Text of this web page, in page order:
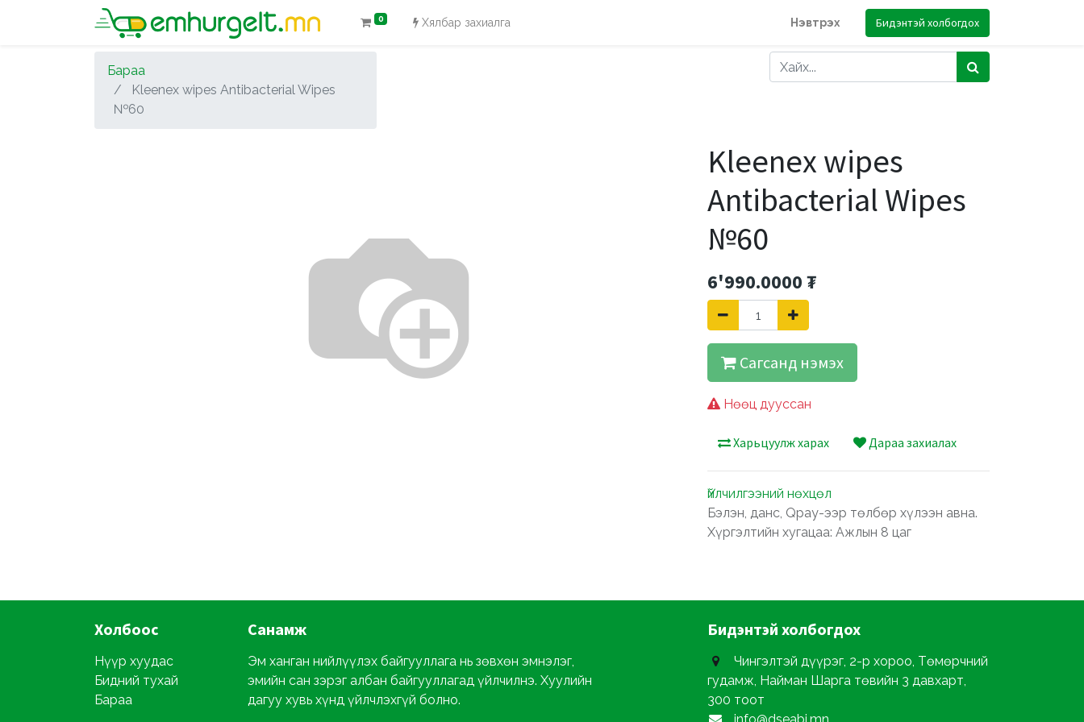
0 Хялбар захиалга Нэвтрэх Бидэнтэй холбогдох
Бараа
Kleenex wipes Antibacterial Wipes
№60
Kleenex wipes
Antibacterial Wipes
№60
6'990.0000₮
Сагсанд нэмэх
Нөөц дууссан
Харьцуулж харах Дараа захиалах
Үйлчилгээний нөхцөл
Бэлэн, данс, Qpay-ээр төлбөр хүлээн авна.
Хүргэлтийн хугацаа: Ажлын 8 цаг
Холбоос
Нүүр хуудас
Бидний тухай
Бараа
Санамж
Эм ханган нийлүүлэх байгууллага нь зөвхөн эмнэлэг,
эмийн сан зэрэг албан байгууллагад үйлчилнэ. Хуулийн
дагуу хувь хүнд үйлчлэхгүй болно.
Бидэнтэй холбогдох
Чингэлтэй дүүрэг, 2-р хороо, Төмөрчний
гудамж, Найман Шарга төвийн 3 давхарт,
300 тоот